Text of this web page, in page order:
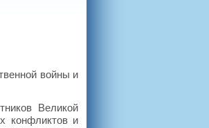
войны и
Великой
конфликтов и